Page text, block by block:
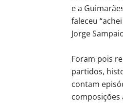
e a
faleceu
Jorge
Foram pois
partidos,
contam
composições